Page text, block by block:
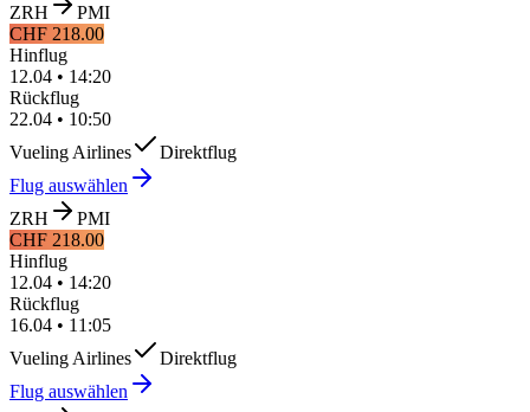
ZRH
PMI
CHF 218.00
Hinflug
12.04 • 14:20
Rückflug
22.04 • 10:50
Vueling Airlines
Direktflug
Flug auswählen
ZRH
PMI
CHF 218.00
Hinflug
12.04 • 14:20
Rückflug
16.04 • 11:05
Vueling Airlines
Direktflug
Flug auswählen